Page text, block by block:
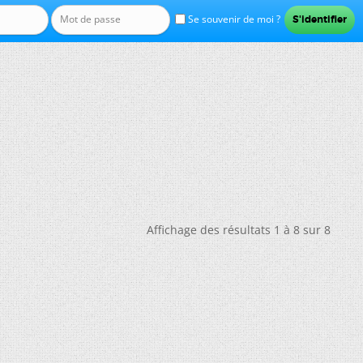
Se souvenir de moi ?
Affichage des résultats 1 à 8 sur 8